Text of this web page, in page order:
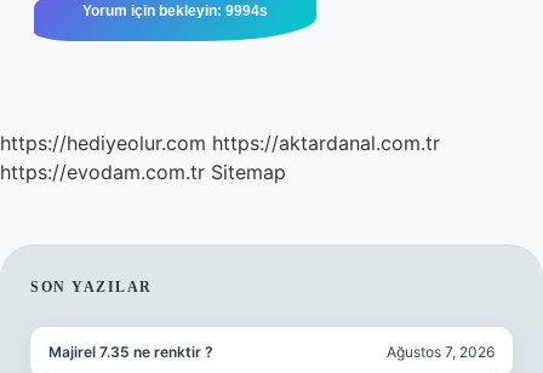
https://hediyeolur.com https://aktardanal.com.tr
https://evodam.com.tr Sitemap
SIDEBAR
SON YAZILAR
Majirel 7.35 ne renktir ? Ağustos 7, 2026